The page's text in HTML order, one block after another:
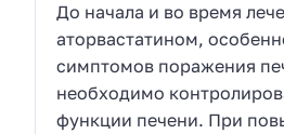
До начала и во время
аторвастатином,
симптомов поражения
необходимо
функции печени. При